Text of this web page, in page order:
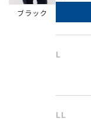
ブラック
L
LL